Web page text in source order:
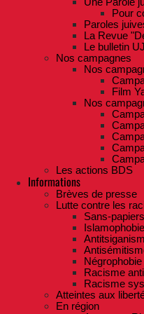
Pour
Paroles
La Revue
Le bulletin
Nos campagnes
Nos
Film
Nos
Les actions BDS
Informations
Brèves de presse
Lutte contre les
Sans-
Islamophobie
Négrophobie
Racisme
Racisme
Atteintes aux
En région